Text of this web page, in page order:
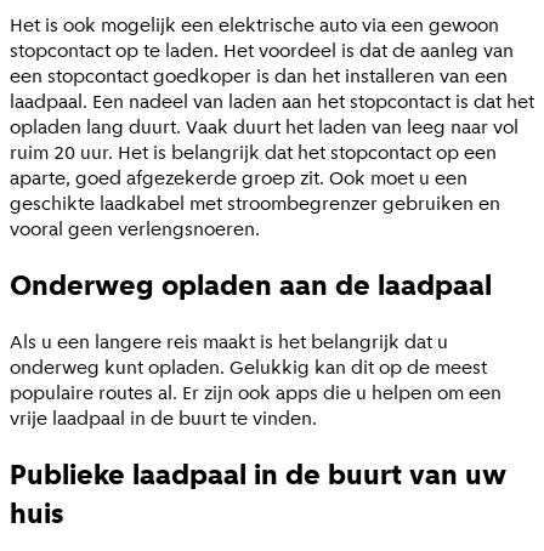
Het is ook mogelijk een elektrische auto via een gewoon
stopcontact op te laden. Het voordeel is dat de aanleg van
een stopcontact goedkoper is dan het installeren van een
laadpaal. Een nadeel van laden aan het stopcontact is dat het
opladen lang duurt. Vaak duurt het laden van leeg naar vol
ruim 20 uur. Het is belangrijk dat het stopcontact op een
aparte, goed afgezekerde groep zit. Ook moet u een
geschikte laadkabel met stroombegrenzer gebruiken en
vooral geen verlengsnoeren.
Onderweg opladen aan de laadpaal
Als u een langere reis maakt is het belangrijk dat u
onderweg kunt opladen. Gelukkig kan dit op de meest
populaire routes al. Er zijn ook apps die u helpen om een
vrije laadpaal in de buurt te vinden.
Publieke laadpaal in de buurt van uw
huis